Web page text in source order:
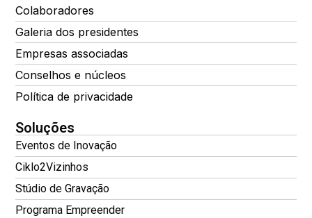
Colaboradores
Galeria dos presidentes
Empresas associadas
Conselhos e núcleos
Política de privacidade
Soluções
Eventos de Inovação
Ciklo2Vizinhos
Stúdio de Gravação
Programa Empreender